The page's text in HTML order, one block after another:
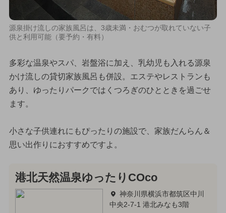
源泉掛け流しの家族風呂は、3歳未満・おむつが取れていない子
供と利用可能（要予約・有料）
多彩な温泉やスパ、岩盤浴に加え、乳幼児も入れる源泉
かけ流しの貸切家族風呂も併設。エステやレストランも
あり、ゆったりパークではくつろぎのひとときを過ごせ
ます。
小さな子供連れにもぴったりの施設で、家族だんらん＆
思い出作りにおすすめですよ。
港北天然温泉ゆったりCOco
神奈川県横浜市都筑区中川
中央2-7-1 港北みなも3階